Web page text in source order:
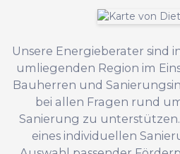
Unsere Energieberater sind
umliegenden Region im
Bauherren und
bei allen Fragen rund
Sanierung zu
eines individuellen